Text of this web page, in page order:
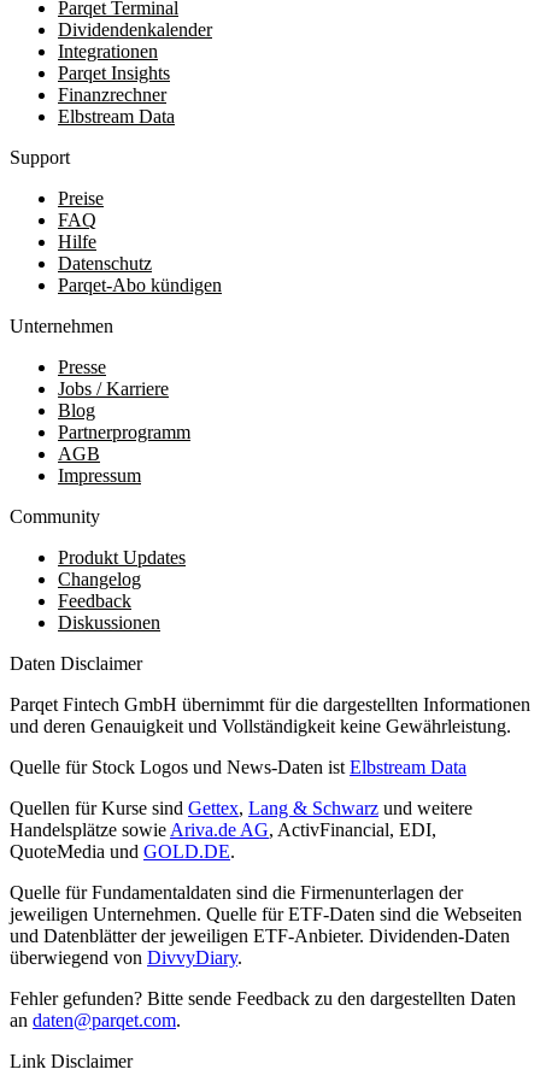
Parqet Terminal
Dividendenkalender
Integrationen
Parqet Insights
Finanzrechner
Elbstream Data
Support
Preise
FAQ
Hilfe
Datenschutz
Parqet-Abo kündigen
Unternehmen
Presse
Jobs / Karriere
Blog
Partnerprogramm
AGB
Impressum
Community
Produkt Updates
Changelog
Feedback
Diskussionen
Daten Disclaimer
Parqet Fintech GmbH übernimmt für die dargestellten Informationen
und deren Genauigkeit und Vollständigkeit keine Gewährleistung.
Quelle für Stock Logos und News-Daten ist Elbstream Data
Quellen für Kurse sind Gettex, Lang & Schwarz und weitere
Handelsplätze sowie Ariva.de AG, ActivFinancial, EDI,
QuoteMedia und GOLD.DE.
Quelle für Fundamentaldaten sind die Firmenunterlagen der
jeweiligen Unternehmen. Quelle für ETF-Daten sind die Webseiten
und Datenblätter der jeweiligen ETF-Anbieter. Dividenden-Daten
überwiegend von DivvyDiary.
Fehler gefunden? Bitte sende Feedback zu den dargestellten Daten
an daten@parqet.com.
Link Disclaimer